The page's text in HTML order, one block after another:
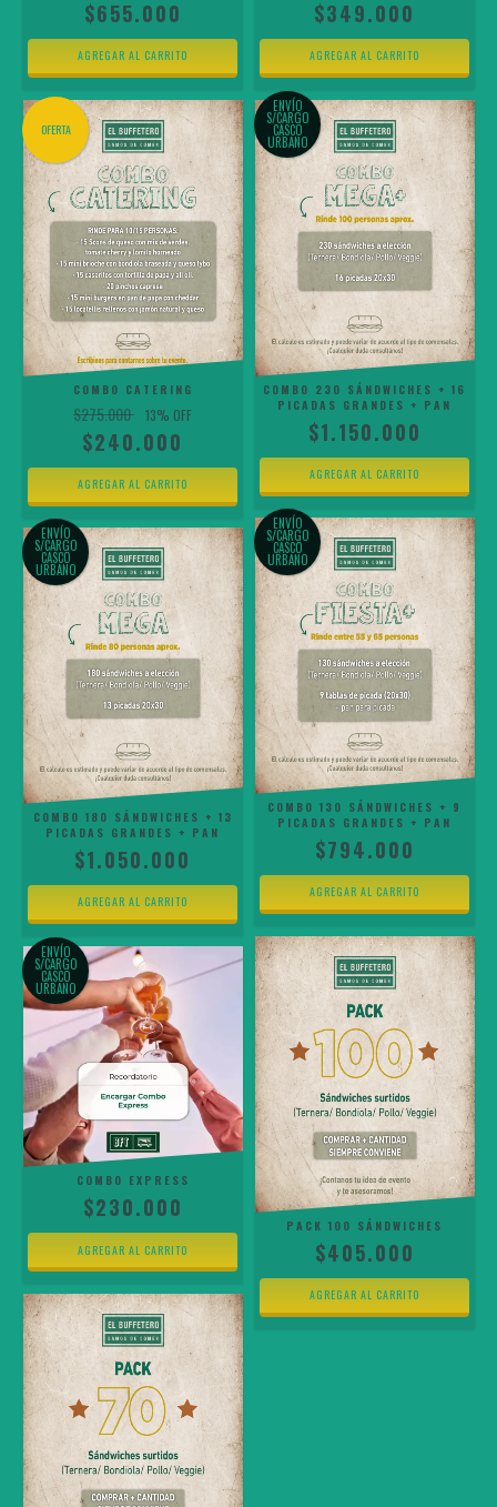
$655.000 $349.000
OFERTA
COMBO CATERING
$275.000 13% OFF
$240.000
ENVÍO
S/CARGO
CASCO
URBANO
COMBO 230 SÁNDWICHES + 16
PICADAS GRANDES + PAN
$1.150.000
ENVÍO
S/CARGO
CASCO
URBANO
COMBO 180 SÁNDWICHES + 13
PICADAS GRANDES + PAN
$1.050.000
ENVÍO
S/CARGO
CASCO
URBANO
COMBO 130 SÁNDWICHES + 9
PICADAS GRANDES + PAN
$794.000
ENVÍO
S/CARGO
CASCO
URBANO
COMBO EXPRESS
$230.000
PACK 100 SÁNDWICHES
$405.000